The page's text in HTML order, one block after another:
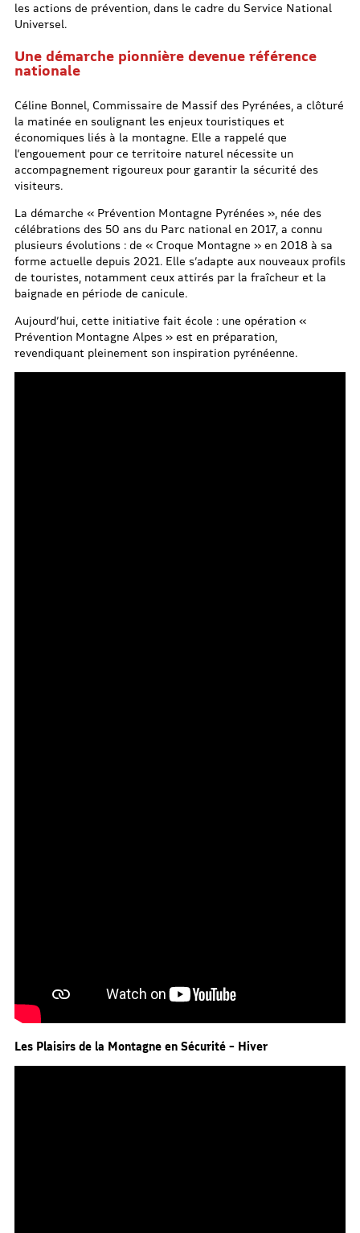
les actions de prévention, dans le cadre du Service National
Universel.
Une démarche pionnière devenue référence
nationale
Céline Bonnel, Commissaire de Massif des Pyrénées, a clôturé
la matinée en soulignant les enjeux touristiques et
économiques liés à la montagne. Elle a rappelé que
l’engouement pour ce territoire naturel nécessite un
accompagnement rigoureux pour garantir la sécurité des
visiteurs.
La démarche « Prévention Montagne Pyrénées », née des
célébrations des 50 ans du Parc national en 2017, a connu
plusieurs évolutions : de « Croque Montagne » en 2018 à sa
forme actuelle depuis 2021. Elle s’adapte aux nouveaux profils
de touristes, notamment ceux attirés par la fraîcheur et la
baignade en période de canicule.
Aujourd’hui, cette initiative fait école : une opération «
Prévention Montagne Alpes » est en préparation,
revendiquant pleinement son inspiration pyrénéenne.
Les Plaisirs de la Montagne en Sécurité – Hiver